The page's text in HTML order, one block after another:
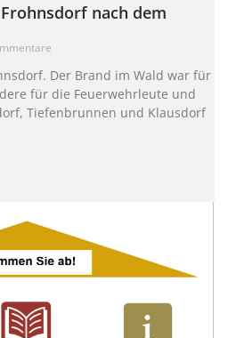
nach dem
Der Brand im Wald war für
für die Feuerwehrleute und
Tiefenbrunnen und Klausdorf